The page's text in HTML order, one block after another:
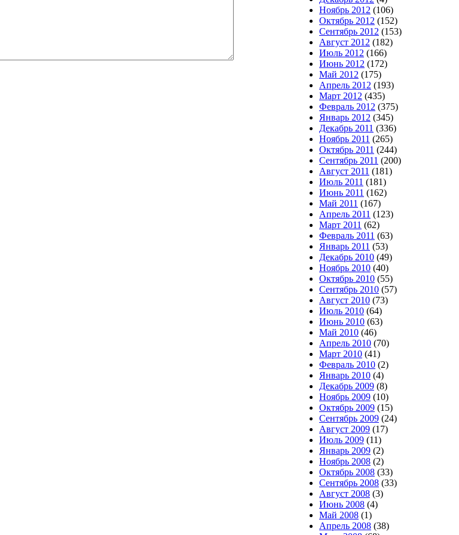
Ноябрь 2012 (106)
Октябрь 2012 (152)
Сентябрь 2012 (153)
Август 2012 (182)
Июль 2012 (166)
Июнь 2012 (172)
Май 2012 (175)
Апрель 2012 (193)
Март 2012 (435)
Февраль 2012 (375)
Январь 2012 (345)
Декабрь 2011 (336)
Ноябрь 2011 (265)
Октябрь 2011 (244)
Сентябрь 2011 (200)
Август 2011 (181)
Июль 2011 (181)
Июнь 2011 (162)
Май 2011 (167)
Апрель 2011 (123)
Март 2011 (62)
Февраль 2011 (63)
Январь 2011 (53)
Декабрь 2010 (49)
Ноябрь 2010 (40)
Октябрь 2010 (55)
Сентябрь 2010 (57)
Август 2010 (73)
Июль 2010 (64)
Июнь 2010 (63)
Май 2010 (46)
Апрель 2010 (70)
Март 2010 (41)
Февраль 2010 (2)
Январь 2010 (4)
Декабрь 2009 (8)
Ноябрь 2009 (10)
Октябрь 2009 (15)
Сентябрь 2009 (24)
Август 2009 (17)
Июль 2009 (11)
Январь 2009 (2)
Ноябрь 2008 (2)
Октябрь 2008 (33)
Сентябрь 2008 (33)
Август 2008 (3)
Июнь 2008 (4)
Май 2008 (1)
Апрель 2008 (38)